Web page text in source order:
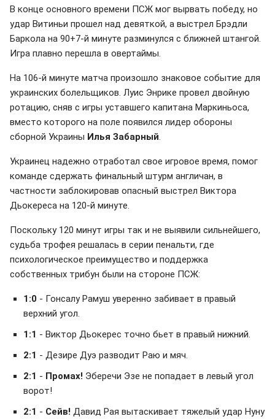
В конце основного времени ПСЖ мог вырвать победу, но
удар Витиньи прошел над девяткой, а выстрел Брэдли
Баркола на 90+7-й минуте разминулся с ближней штангой.
Игра плавно перешла в овертаймы.
На 106-й минуте матча произошло знаковое событие для
украинских болельщиков. Луис Энрике провел двойную
ротацию, сняв с игры уставшего капитана Маркиньоса,
вместо которого на поле появился лидер обороны
сборной Украины Илья Забарный
Украинец надежно отработал свое игровое время, помог
команде сдержать финальный штурм англичан, в
частности заблокировав опасный выстрел Виктора
Дьокереса на 120-й минуте.
Поскольку 120 минут игры так и не выявили сильнейшего,
судьба трофея решалась в серии пенальти, где
психологическое преимущество и поддержка
собственных трибун были на стороне ПСЖ:
1:0 - Гонсалу Рамуш уверенно забивает в правый
верхний угол.
1:1 - Виктор Дьокерес точно бьет в правый нижний.
2:1 - Дезире Дуэ разводит Раю и мяч.
2:1 - Промах! Эберечи Эзе не попадает в левый угол
ворот!
2:1 - Сейв! Давид Рая вытаскивает тяжелый удар Нуну